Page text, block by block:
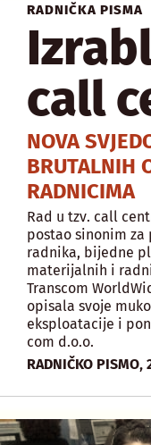
RADNIČKA PISMA
call
NOVA
BRUTALNIH
RADNICIMA
Rad u tzv. call
postao sinonim
radnika, bijedne
materijalnih i
Transcom
opisala svoje
eksploatacije i
com d.o.o.
RADNIČKO PISMO,